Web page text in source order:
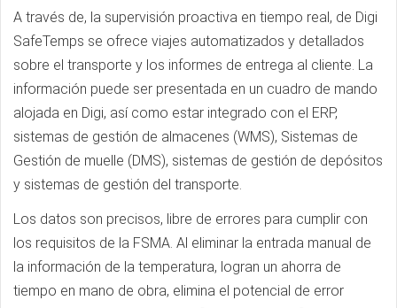
A través de, la supervisión proactiva en tiempo real, de Digi
SafeTemps se ofrece viajes automatizados y detallados
sobre el transporte y los informes de entrega al cliente. La
información puede ser presentada en un cuadro de mando
alojada en Digi, así como estar integrado con el ERP,
sistemas de gestión de almacenes (WMS), Sistemas de
Gestión de muelle (DMS), sistemas de gestión de depósitos
y sistemas de gestión del transporte.
Los datos son precisos, libre de errores para cumplir con
los requisitos de la FSMA. Al eliminar la entrada manual de
la información de la temperatura, logran un ahorra de
tiempo en mano de obra, elimina el potencial de error